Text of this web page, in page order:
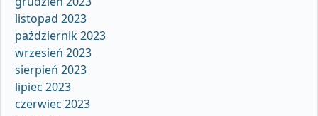
listopad 2023
październik 2023
wrzesień 2023
sierpień 2023
lipiec 2023
czerwiec 2023